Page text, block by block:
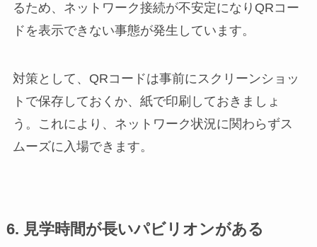
るため、ネットワーク接続が不安定になりQRコー
ドを表示できない事態が発生しています。
対策として、QRコードは事前にスクリーンショッ
トで保存しておくか、紙で印刷しておきましょ
う。これにより、ネットワーク状況に関わらずス
ムーズに入場できます。
6. 見学時間が長いパビリオンがある